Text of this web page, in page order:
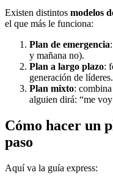
Existen distintos modelos
el que más le funciona:
Plan de emergencia
y mañana no).
Plan a largo plazo:
generación de líderes.
Plan mixto:
alguien dirá: “me
Cómo hacer un
paso
Aquí va la guía express: